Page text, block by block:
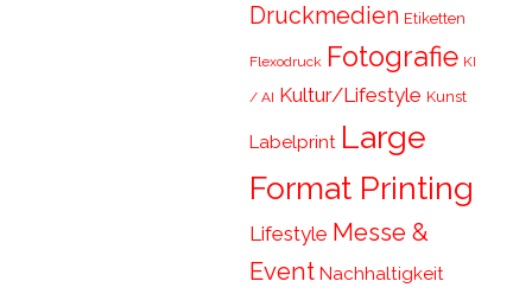
Druckmedien Etiketten
Flexodruck Fotografie KI
/ AI Kultur/Lifestyle Kunst
Labelprint Large
Format Printing
Lifestyle Messe &
Event Nachhaltigkeit